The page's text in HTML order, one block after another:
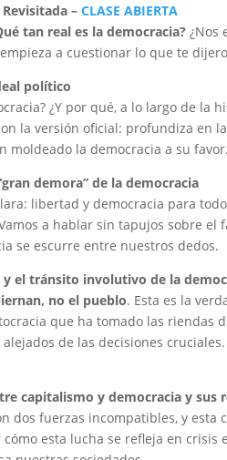
–CLASE ABIERTA
tan real es la democracia? ¿Nos
a cuestionar lo que te
político
¿Y por qué, a lo largo de la
la versión oficial: profundiza en
moldeado la democracia a su favor.
demora” de la democracia
libertad y democracia para
a hablar sin tapujos sobre el
se escurre entre nuestros dedos.
el tránsito involutivo de la
no el pueblo. Esta es la
que ha tomado las riendas
de las decisiones
capitalismo y democracia y sus
dos fuerzas incompatibles, y esta
esta lucha se refleja en crisis